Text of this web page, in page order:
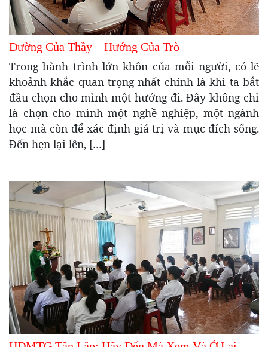
Đường Của Thầy – Hướng Của Trò
Trong hành trình lớn khôn của mỗi người, có lẽ
khoảnh khắc quan trọng nhất chính là khi ta bắt
đầu chọn cho mình một hướng đi. Đây không chỉ
là chọn cho mình một nghề nghiệp, một ngành
học mà còn để xác định giá trị và mục đích sống.
Đến hẹn lại lên, […]